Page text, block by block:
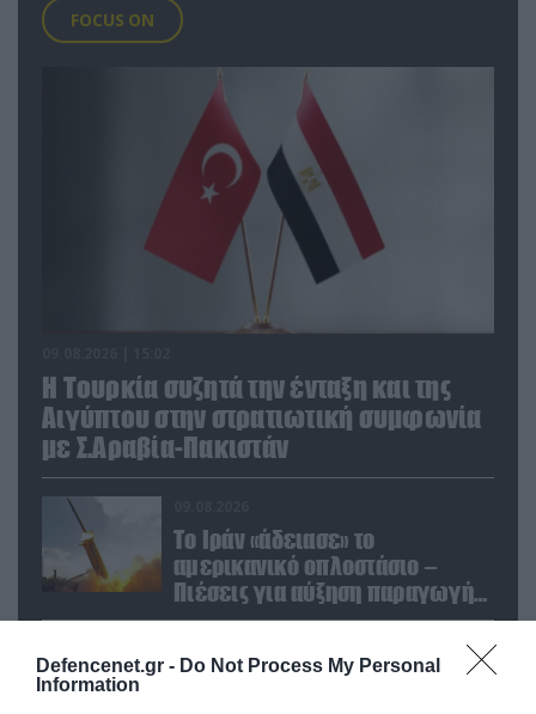
Defencenet.gr - Do Not Process My Personal
Information
FOCUS ON
Η Τουρκία συζητά την ένταξη και της
Αιγύπτου στην στρατιωτική συμφωνία
με Σ.Αραβία-Πακιστάν
Το Ιράν «άδειασε» το
αμερικανικό οπλοστάσιο –
Πιέσεις για αύξηση παραγωγής
Patriot και THAAD
Αυστραλία: Παραλίγο